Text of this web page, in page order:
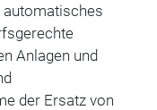
automatisches
Anlagen und
der Ersatz von